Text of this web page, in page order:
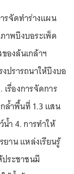
จัดทำร่างแผน
พบึงบอระเพ็ด
องล้นเกล้าฯ
ปรารถนาให้บึงบอ
รื่องการจัดการ
ล้ำพื้นที่ 1.3 แสน
ำ 4. การทำให้
ยาน แหล่งเรียนรู้
ระชาชนมี